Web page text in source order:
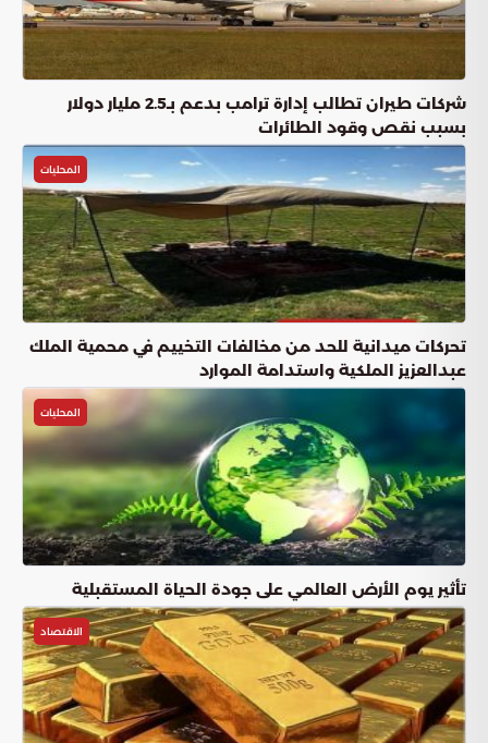
شركات طيران تطالب إدارة ترامب بدعم بـ2.5 مليار دولار
بسبب نقص وقود الطائرات
المحليات
تحركات ميدانية للحد من مخالفات التخييم في محمية الملك
عبدالعزيز الملكية واستدامة الموارد
المحليات
تأثير يوم الأرض العالمي على جودة الحياة المستقبلية
الاقتصاد